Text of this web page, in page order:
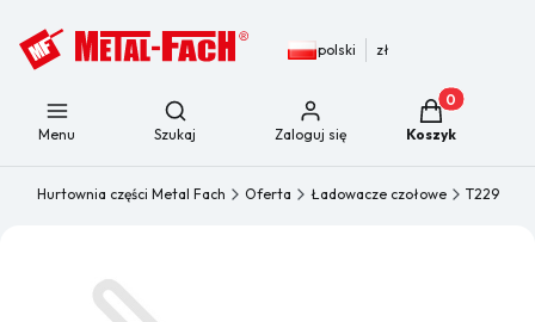
polski zł
Menu
Otwórz wyszukiwarkę
Szukaj Zaloguj się
Produkty w
Koszyk
Hurtownia części Metal Fach Oferta Ładowacze czołowe T229